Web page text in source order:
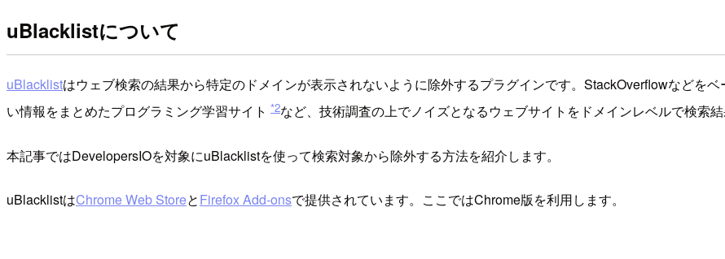
uBlacklistについて
uBlacklistはウェブ検索の結果から特定のドメインが表示されないように除外するプラグインです。StackOverflowなどを
い情報をまとめたプログラミング学習サイト *2など、技術調査の上でノイズとなるウェブサイトをドメインレベルで検索
本記事ではDevelopersIOを対象にuBlacklistを使って検索対象から除外する方法を紹介します。
uBlacklistはChrome Web StoreとFirefox Add-onsで提供されています。ここではChrome版を利用します。